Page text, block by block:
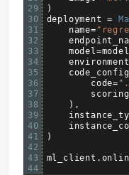
29
30
31
32
33
34
35
36
37
38
39
40
41
42
43
44
)
deployment
=
name=
model=model
environment
code=
) ,
)
ml_client .